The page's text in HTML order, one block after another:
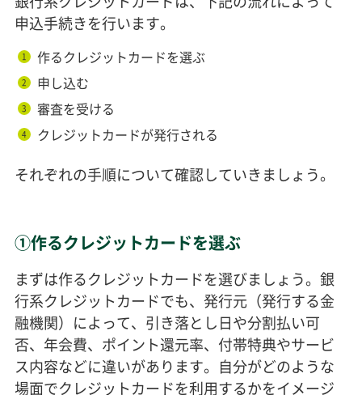
申込手続きを行います。
1 作るクレジットカードを選ぶ
2 申し込む
3 審査を受ける
4 クレジットカードが発行される
それぞれの手順について確認していきましょう。
①作るクレジットカードを選ぶ
まずは作るクレジットカードを選びましょう。銀
行系クレジットカードでも、発行元（発行する金
融機関）によって、引き落とし日や分割払い可
否、年会費、ポイント還元率、付帯特典やサービ
ス内容などに違いがあります。自分がどのような
場面でクレジットカードを利用するかをイメージ